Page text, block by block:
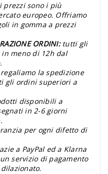
prezzi sono i più
europeo. Offriamo
in gomma a prezzi
ORDINI: tutti gli
meno di 12h dal
la spedizione
gli ordini superiori a
disponibili a
in 2-6 giorni
per ogni difetto di
a PayPal ed a Klarna
servizio di pagamento